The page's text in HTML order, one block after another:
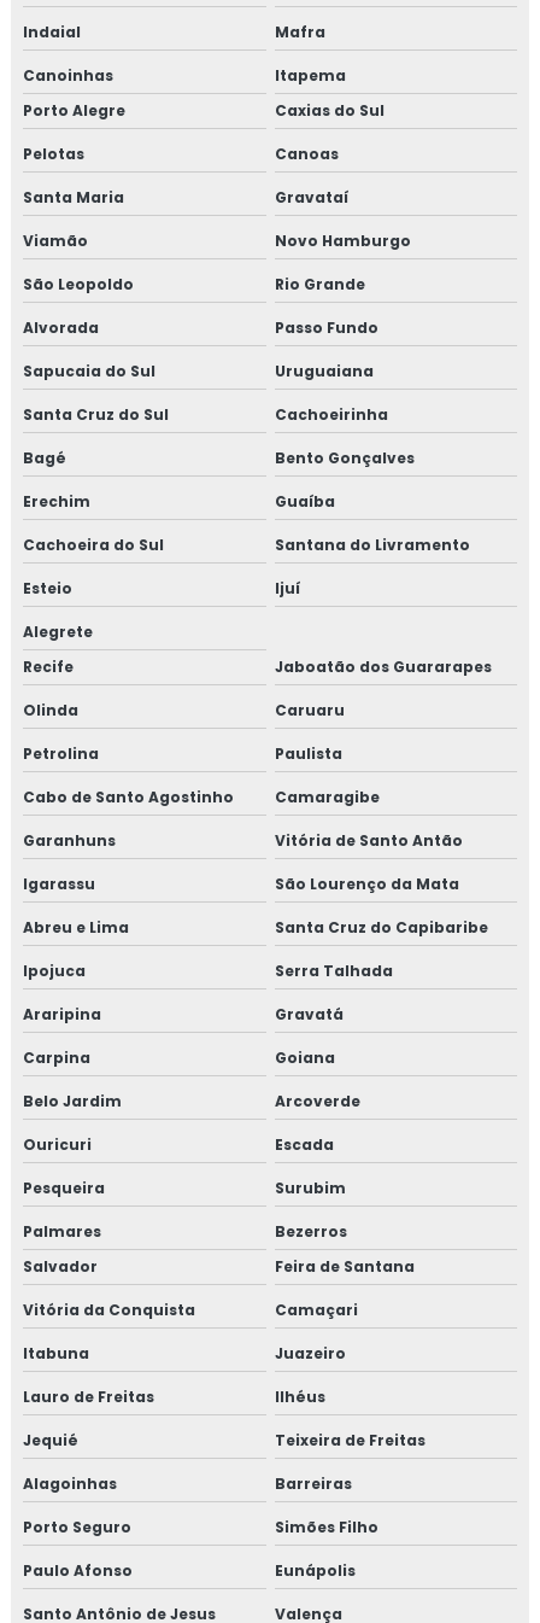
Indaial Mafra
Canoinhas
Itapema
Porto Alegre
Caxias do Sul
Pelotas Canoas
Santa Maria Gravataí
Viamão Novo Hamburgo
São Leopoldo Rio Grande
Alvorada Passo Fundo
Sapucaia do Sul Uruguaiana
Santa Cruz do Sul Cachoeirinha
Bagé Bento Gonçalves
Erechim Guaíba
Cachoeira do Sul Santana do Livramento
Esteio Ijuí
Alegrete
Recife
Jaboatão dos Guararapes
Olinda Caruaru
Petrolina Paulista
Cabo de Santo Agostinho Camaragibe
Garanhuns Vitória de Santo Antão
Igarassu São Lourenço da Mata
Abreu e Lima Santa Cruz do Capibaribe
Ipojuca Serra Talhada
Araripina Gravatá
Carpina Goiana
Belo Jardim Arcoverde
Ouricuri Escada
Pesqueira Surubim
Palmares
Bezerros
Salvador
Feira de Santana
Vitória da Conquista Camaçari
Itabuna Juazeiro
Lauro de Freitas Ilhéus
Jequié Teixeira de Freitas
Alagoinhas Barreiras
Porto Seguro Simões Filho
Paulo Afonso Eunápolis
Santo Antônio de Jesus Valença